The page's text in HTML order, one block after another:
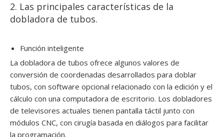
2. Las principales características de la
dobladora de tubos.
Función inteligente
La dobladora de tubos ofrece algunos valores de
conversión de coordenadas desarrollados para doblar
tubos, con software opcional relacionado con la edición y el
cálculo con una computadora de escritorio. Los dobladores
de televisores actuales tienen pantalla táctil junto con
módulos CNC, con cirugía basada en diálogos para facilitar
la programación.